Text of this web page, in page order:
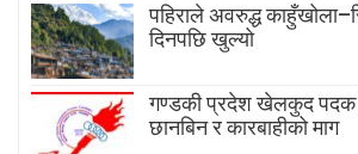
पहिराले अवरुद्ध
दिनपछि खुल्यो
गण्डकी प्रदेश खेलकुद पदक
छानबिन र कारबाहीको माग